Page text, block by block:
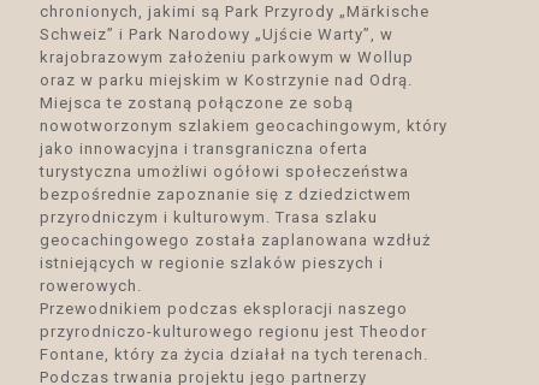
chronionych, jakimi są Park Przyrody „Märkische
Schweiz” i Park Narodowy „Ujście Warty”, w
krajobrazowym założeniu parkowym w Wollup
oraz w parku miejskim w Kostrzynie nad Odrą.
Miejsca te zostaną połączone ze sobą
nowotworzonym szlakiem geocachingowym, który
jako innowacyjna i transgraniczna oferta
turystyczna umożliwi ogółowi społeczeństwa
bezpośrednie zapoznanie się z dziedzictwem
przyrodniczym i kulturowym. Trasa szlaku
geocachingowego została zaplanowana wzdłuż
istniejących w regionie szlaków pieszych i
rowerowych.
Przewodnikiem podczas eksploracji naszego
przyrodniczo-kulturowego regionu jest Theodor
Fontane, który za życia działał na tych terenach.
Podczas trwania projektu jego partnerzy